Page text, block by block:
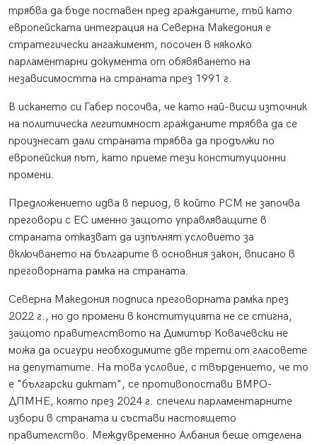
трябва да бъде поставен пред гражданите, тъй като
европейската интеграция на Северна Македония е
стратегически ангажимент, посочен в няколко
парламентарни документа от обявяването на
независимостта на страната през 1991 г.
В искането си Габер посочва, че като най-висш източник
на политическа легитимност гражданите трябва да се
произнесат дали страната трябва да продължи по
европейския път, като приеме тези конституционни
промени.
Предложението идва в период, в който РСМ не започва
преговори с ЕС именно защото управляващите в
страната отказват да изпълнят условието за
включването на българите в основния закон, вписано в
преговорната рамка на страната.
Северна Македония подписа преговорната рамка през
2022 г., но до промени в конституцията не се стигна,
защото правителството на Димитър Ковачевски не
можа да осигури необходимите две трети от гласовете
на депутатите. На това условие, с твърдението, че то
е "български диктат", се противопостави ВМРО-
ДПМНЕ, която през 2024 г. спечели парламентарните
избори в страната и състави настоящето
правителство. Междувременно Албания беше отделена